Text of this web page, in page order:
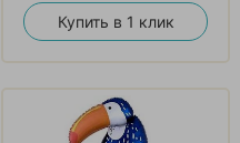
Купить в 1 клик